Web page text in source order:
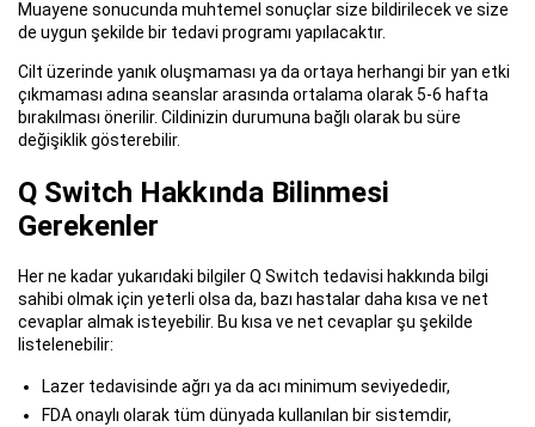
Muayene sonucunda muhtemel sonuçlar size bildirilecek ve size
de uygun şekilde bir tedavi programı yapılacaktır.
Cilt üzerinde yanık oluşmaması ya da ortaya herhangi bir yan etki
çıkmaması adına seanslar arasında ortalama olarak 5-6 hafta
bırakılması önerilir. Cildinizin durumuna bağlı olarak bu süre
değişiklik gösterebilir.
Q Switch Hakkında Bilinmesi
Gerekenler
Her ne kadar yukarıdaki bilgiler Q Switch tedavisi hakkında bilgi
sahibi olmak için yeterli olsa da, bazı hastalar daha kısa ve net
cevaplar almak isteyebilir. Bu kısa ve net cevaplar şu şekilde
listelenebilir:
Lazer tedavisinde ağrı ya da acı minimum seviyededir,
FDA onaylı olarak tüm dünyada kullanılan bir sistemdir,